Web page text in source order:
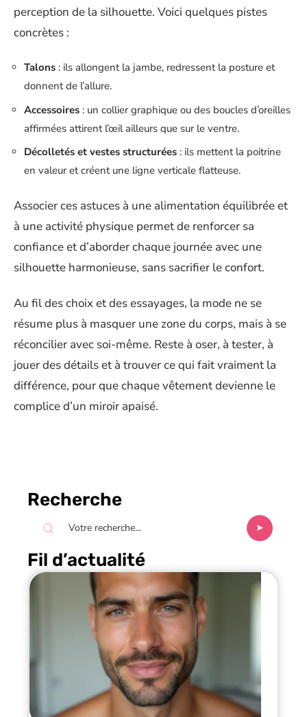
perception de la silhouette. Voici quelques pistes
concrètes :
Talons : ils allongent la jambe, redressent la posture et
donnent de l’allure.
Accessoires : un collier graphique ou des boucles d’oreilles
affirmées attirent l’œil ailleurs que sur le ventre.
Décolletés et vestes structurées : ils mettent la poitrine
en valeur et créent une ligne verticale flatteuse.
Associer ces astuces à une alimentation équilibrée et
à une activité physique permet de renforcer sa
confiance et d’aborder chaque journée avec une
silhouette harmonieuse, sans sacrifier le confort.
Au fil des choix et des essayages, la mode ne se
résume plus à masquer une zone du corps, mais à se
réconcilier avec soi-même. Reste à oser, à tester, à
jouer des détails et à trouver ce qui fait vraiment la
différence, pour que chaque vêtement devienne le
complice d’un miroir apaisé.
Recherche
Fil d’actualité